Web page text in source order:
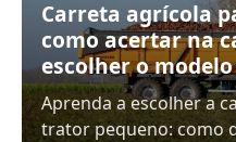
Carreta agrícola
como acertar na
escolher o
Aprenda a escolher a
trator pequeno: como